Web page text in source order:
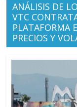
ANÁLISIS DE
VTC
PLATAFORMA
PRECIOS Y